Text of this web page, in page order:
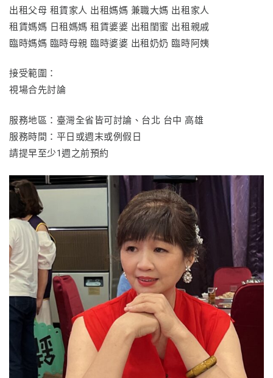
出租父母 租賃家人 出租媽媽 兼職大媽 出租家人
租賃媽媽 日租媽媽 租賃婆婆 出租閨蜜 出租親戚
臨時媽媽 臨時母親 臨時婆婆 出租奶奶 臨時阿姨
接受範圍：
視場合先討論
服務地區：臺灣全省皆可討論、台北 台中 高雄
服務時間：平日或週末或例假日
請提早至少1週之前預約